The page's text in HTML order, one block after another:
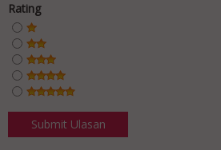
Rating